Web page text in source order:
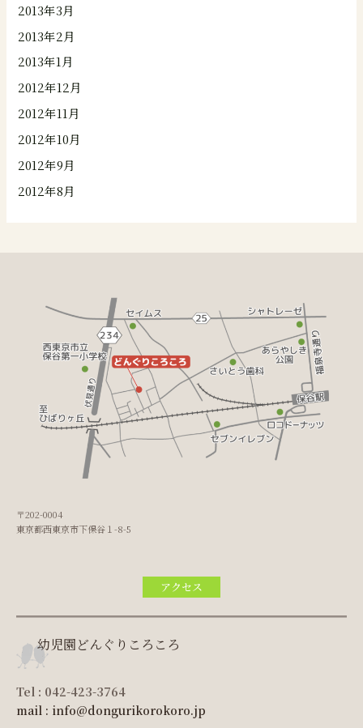
2013年3月
2013年2月
2013年1月
2012年12月
2012年11月
2012年10月
2012年9月
2012年8月
〒202-0004
東京都西東京市下保谷１-8-5
アクセス
幼児園どんぐりころころ
Tel : 042-423-3764
mail : info@dongurikorokoro.jp